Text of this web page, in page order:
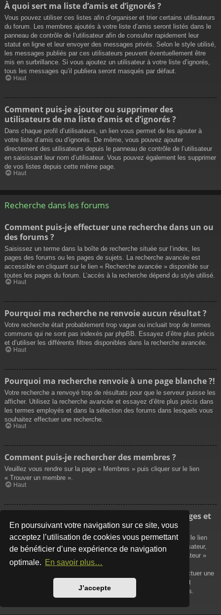
En poursuivant votre navigation sur ce site, vous
acceptez l’utilisation de cookies vous permettant
de bénéficier d’une expérience de navigation
optimale. En savoir plus…
J’accepte
À quoi sert ma liste d’amis et d’ignorés ?
Vous pouvez utiliser ces listes afin d’organiser et trier certains utilisateurs
du forum. Les membres ajoutés à votre liste d’amis seront listés dans le
panneau de contrôle de l’utilisateur afin de consulter rapidement leur
statut en ligne et leur envoyer des messages privés. Selon le style utilisé,
les messages publiés par ces utilisateurs peuvent éventuellement être
mis en surbrillance. Si vous ajoutez un utilisateur à votre liste d’ignorés,
tous les messages qu’il publiera seront masqués par défaut.
Haut
Comment puis-je ajouter ou supprimer des
utilisateurs de ma liste d’amis et d’ignorés ?
Dans chaque profil d’utilisateurs, un lien vous permet de les ajouter à
votre liste d’amis ou d’ignorés. De même, vous pouvez ajouter
directement des utilisateurs depuis le panneau de contrôle de l’utilisateur
en saisissant leur nom d’utilisateur. Vous pouvez également les supprimer
de vos listes depuis cette même page.
Haut
Recherche dans les forums
Comment puis-je effectuer une recherche dans un ou
des forums ?
Saisissez un terme dans la boîte de recherche située sur l’index, les
pages des forums ou les pages de sujets. La recherche avancée est
accessible en cliquant sur le lien « Recherche avancée » disponible sur
toutes les pages du forum. L’accès à la recherche dépend du style utilisé.
Haut
Pourquoi ma recherche ne renvoie aucun résultat ?
Votre recherche était probablement trop vague ou incluait trop de termes
communs qui ne sont pas indexés par phpBB. Essayez d’être plus précis
et d’utiliser les différents filtres disponibles dans la recherche avancée.
Haut
Pourquoi ma recherche renvoie à une page blanche ?!
Votre recherche a renvoyé trop de résultats pour que le serveur puisse les
afficher. Utilisez la recherche avancée et essayez d’être plus précis dans
les termes employés et dans la sélection des forums dans lesquels vous
souhaitez effectuer une recherche.
Haut
Comment puis-je rechercher des membres ?
Veuillez vous rendre sur la page « Membres » puis cliquer sur le lien
« Trouver un membre ».
Haut
Comment puis-je retrouver mes propres messages et
sujets ?
Vos propres messages peuvent être affichés soit en cliquant sur le lien
« Afficher vos messages » dans le panneau de contrôle de l’utilisateur,
soit en cliquant sur le lien « Rechercher les messages de l’utilisateur »
sur la page de votre propre profil ou soit en cliquant sur le menu
« Raccourcis » situé sur la partie supérieure du forum. Pour effectuer une
recherche de vos propres sujets, utilisez la recherche avancée et
remplissez convenablement les options qui vous sont disponibles.